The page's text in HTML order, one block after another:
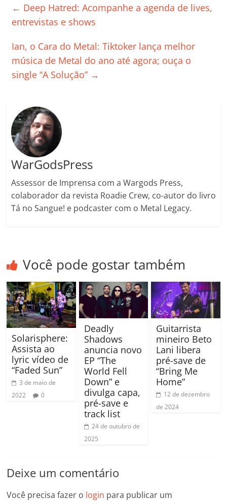
b
o
k
A
p a
ss
k h
ar
← Deep Hatred: Acompanhe a agenda de lives,
entrevistas e shows
Ian, o Cara do Metal: Tiktoker lança melhor
música de Metal do ano até agora; ouça o
single “A Solução” →
WarGodsPress
Assessor de Imprensa com a Wargods Press,
colaborador da revista Roadie Crew, co-autor do livro
Tá no Sangue! e podcaster com o Metal Legacy.
Você pode gostar também
Solarisphere:
Assista ao
lyric vídeo de
“Faded Sun”
3 de maio de
2022
0
Deadly
Shadows
anuncia novo
EP “The
World Fell
Down” e
divulga capa,
pré-save e
track list
24 de outubro de
2025
Guitarrista
mineiro Beto
Lani libera
pré-save de
“Bring Me
Home”
12 de dezembro
de 2024
Deixe um comentário
Você precisa fazer o login para publicar um